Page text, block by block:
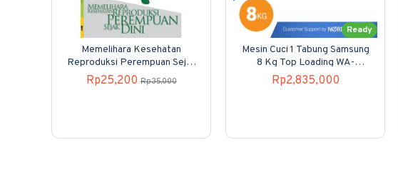
Memelihara Kesehatan
Reproduksi Perempuan Sejak
Dini
Rp25,200 Rp35,000
Ready
Mesin Cuci 1 Tabung Samsung
8 Kg Top Loading WA-
80H4000
Rp2,835,000